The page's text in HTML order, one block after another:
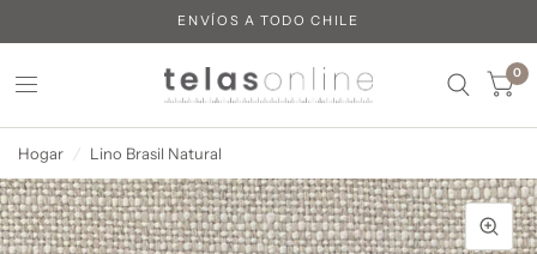
ENVÍOS A TODO CHILE
0
Hogar / Lino Brasil Natural